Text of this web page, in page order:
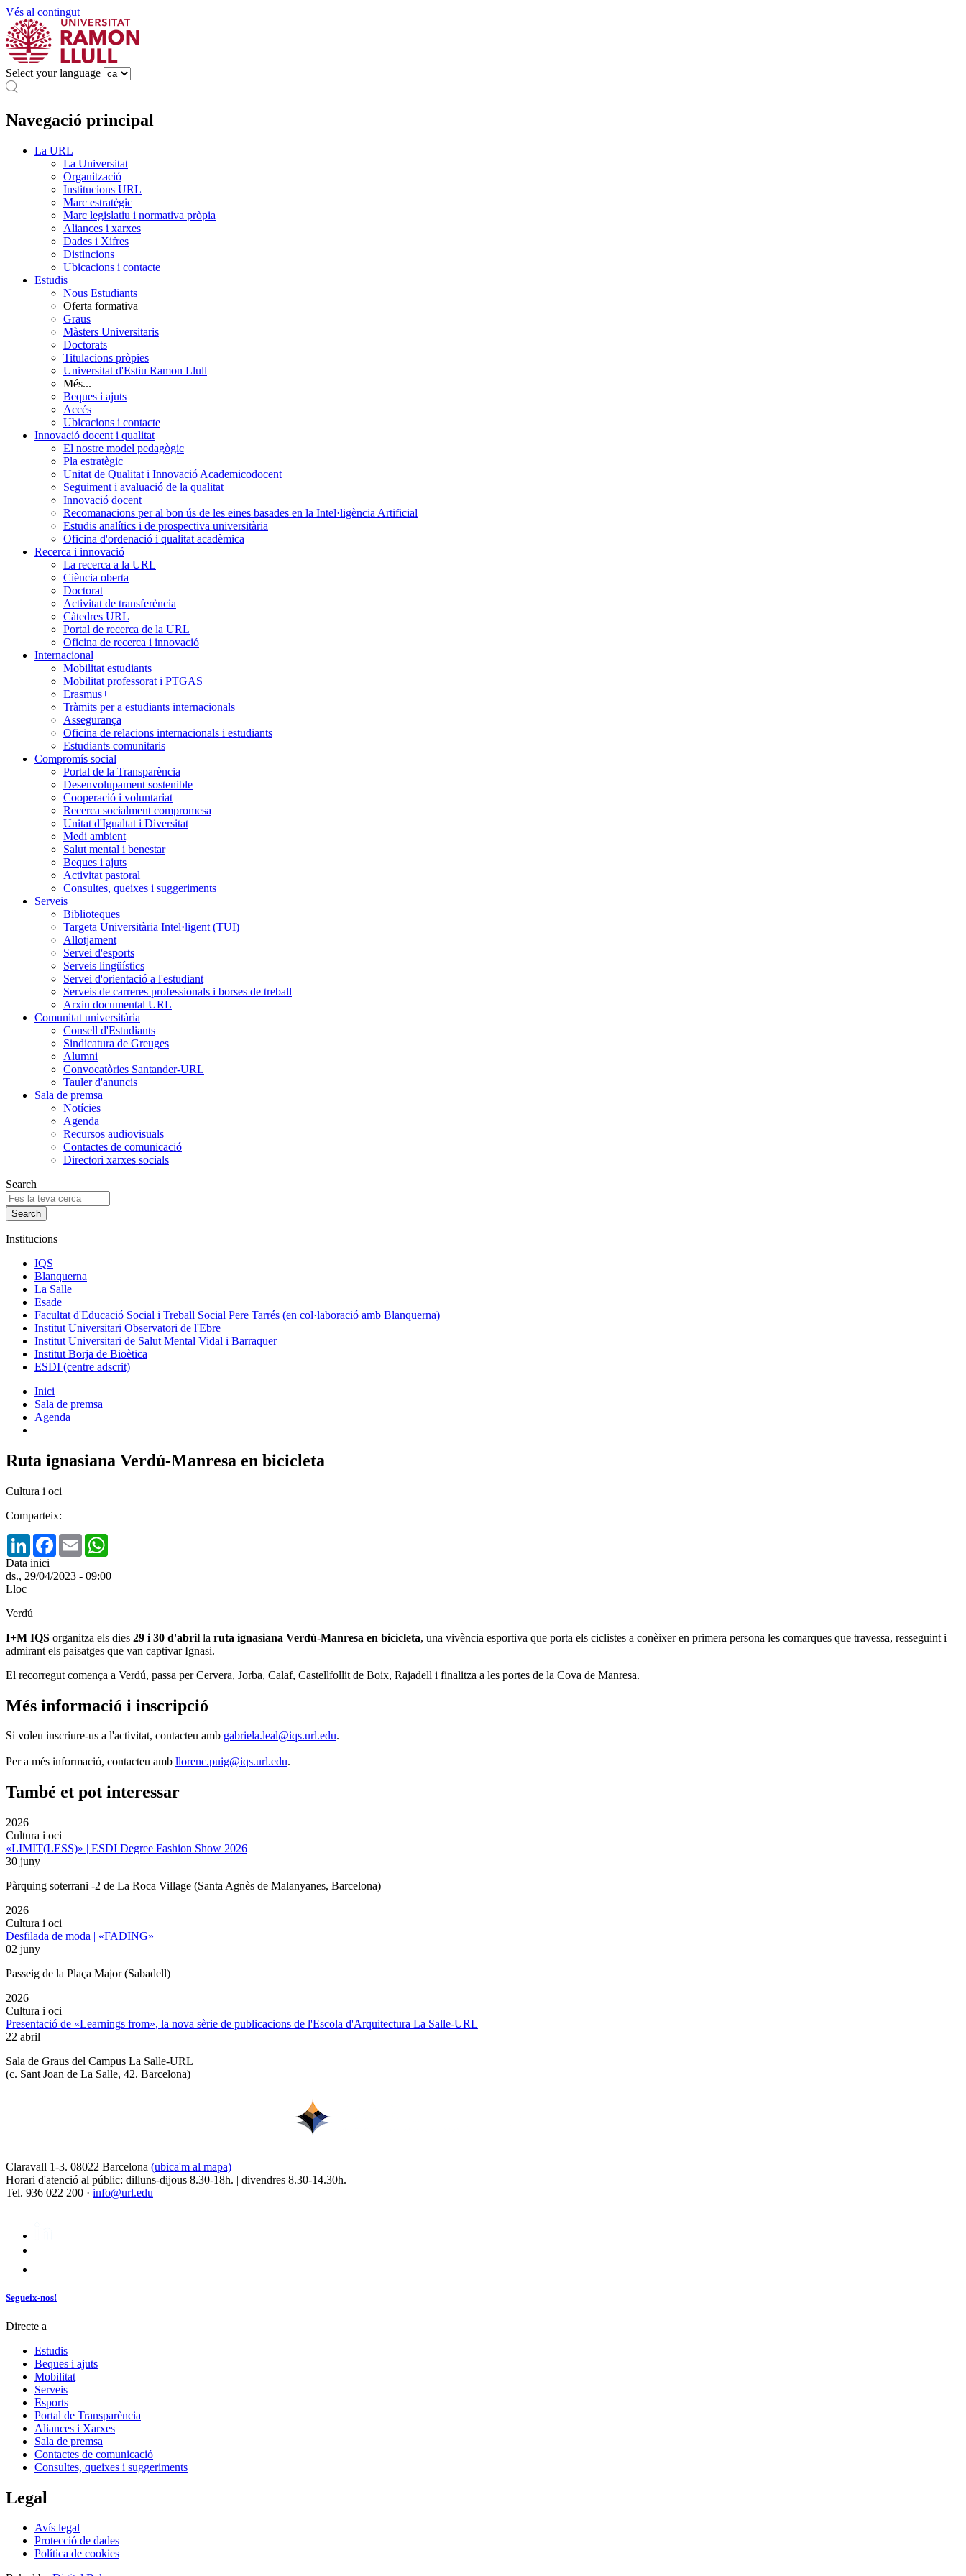
Vés al contingut
Select your language
Navegació principal
La URL
La Universitat
Organització
Institucions URL
Marc estratègic
Marc legislatiu i normativa pròpia
Aliances i xarxes
Dades i Xifres
Distincions
Ubicacions i contacte
Estudis
Nous Estudiants
Oferta formativa
Graus
Màsters Universitaris
Doctorats
Titulacions pròpies
Universitat d'Estiu Ramon Llull
Més...
Beques i ajuts
Accés
Ubicacions i contacte
Innovació docent i qualitat
El nostre model pedagògic
Pla estratègic
Unitat de Qualitat i Innovació Academicodocent
Seguiment i avaluació de la qualitat
Innovació docent
Recomanacions per al bon ús de les eines basades en la Intel·ligència Artificial
Estudis analítics i de prospectiva universitària
Oficina d'ordenació i qualitat acadèmica
Recerca i innovació
La recerca a la URL
Ciència oberta
Doctorat
Activitat de transferència
Càtedres URL
Portal de recerca de la URL
Oficina de recerca i innovació
Internacional
Mobilitat estudiants
Mobilitat professorat i PTGAS
Erasmus+
Tràmits per a estudiants internacionals
Assegurança
Oficina de relacions internacionals i estudiants
Estudiants comunitaris
Compromís social
Portal de la Transparència
Desenvolupament sostenible
Cooperació i voluntariat
Recerca socialment compromesa
Unitat d'Igualtat i Diversitat
Medi ambient
Salut mental i benestar
Beques i ajuts
Activitat pastoral
Consultes, queixes i suggeriments
Serveis
Biblioteques
Targeta Universitària Intel·ligent (TUI)
Allotjament
Servei d'esports
Serveis lingüístics
Servei d'orientació a l'estudiant
Serveis de carreres professionals i borses de treball
Arxiu documental URL
Comunitat universitària
Consell d'Estudiants
Sindicatura de Greuges
Alumni
Convocatòries Santander-URL
Tauler d'anuncis
Sala de premsa
Notícies
Agenda
Recursos audiovisuals
Contactes de comunicació
Directori xarxes socials
Search
Institucions
IQS
Blanquerna
La Salle
Esade
Facultat d'Educació Social i Treball Social Pere Tarrés (en col·laboració amb Blanquerna)
Institut Universitari Observatori de l'Ebre
Institut Universitari de Salut Mental Vidal i Barraquer
Institut Borja de Bioètica
ESDI (centre adscrit)
Inici
Sala de premsa
Agenda
Ruta ignasiana Verdú-Manresa en bicicleta
Cultura i oci
Comparteix:
LinkedInFacebook
Email
Data inici
ds., 29/04/2023 - 09:00
Lloc
Verdú
I+M IQS organitza els dies 29 i 30 d'abril la ruta ignasiana Verdú-Manresa en bicicleta, una vivència esportiva que porta els ciclistes a conèixer en primera persona les comarques que travessa, resseguint i
admirant els paisatges que van captivar Ignasi.
El recorregut comença a Verdú, passa per Cervera, Jorba, Calaf, Castellfollit de Boix, Rajadell i finalitza a les portes de la Cova de Manresa.
Més informació i inscripció
Si voleu inscriure-us a l'activitat, contacteu amb gabriela.leal@iqs.url.edu.
Per a més informació, contacteu amb llorenc.puig@iqs.url.edu.
També et pot interessar
2026
Cultura i oci
«LIMIT(LESS)» | ESDI Degree Fashion Show 2026
30 juny
Pàrquing soterrani -2 de La Roca Village (Santa Agnès de Malanyanes, Barcelona)
2026
Cultura i oci
Desfilada de moda | «FADING»
02 juny
Passeig de la Plaça Major (Sabadell)
2026
Cultura i oci
Presentació de «Learnings from», la nova sèrie de publicacions de l'Escola d'Arquitectura La Salle-URL
22 abril
Sala de Graus del Campus La Salle-URL
(c. Sant Joan de La Salle, 42. Barcelona)
Claravall 1-3. 08022 Barcelona (ubica'm al mapa)
Horari d'atenció al públic: dilluns-dijous 8.30-18h. | divendres 8.30-14.30h.
Tel. 936 022 200 · info@url.edu
Segueix-nos!
Directe a
Estudis
Beques i ajuts
Mobilitat
Serveis
Esports
Portal de Transparència
Aliances i Xarxes
Sala de premsa
Contactes de comunicació
Consultes, queixes i suggeriments
Legal
Avís legal
Protecció de dades
Política de cookies